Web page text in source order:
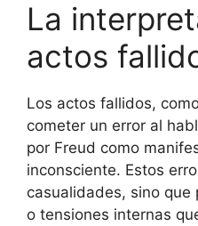
La
actos
Los actos fallidos,
cometer un error al
por Freud como
inconsciente. Estos
casualidades, sino que
o tensiones internas